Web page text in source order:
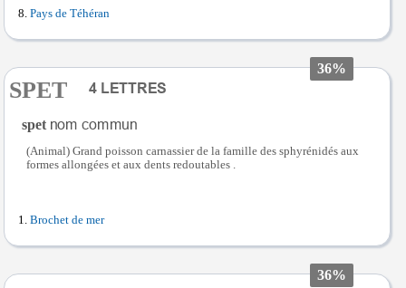
Pays de Téhéran
36%
SPET
spet
(Animal) Grand poisson carnassier de la famille des sphyrénidés aux
formes allongées et aux dents redoutables .
Brochet de mer
36%